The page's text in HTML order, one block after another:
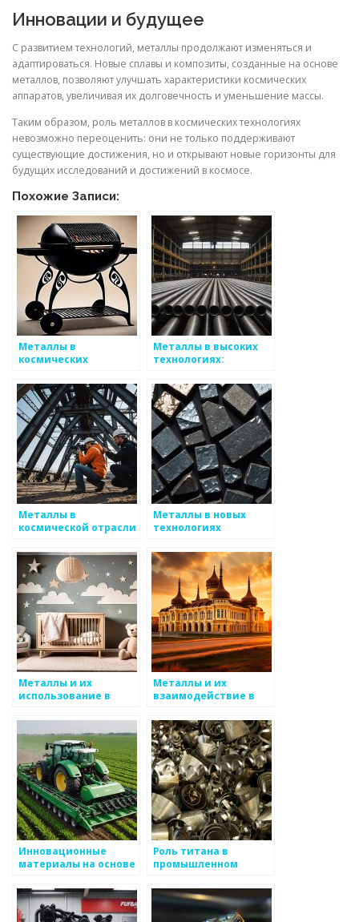
Инновации и будущее
С развитием технологий, металлы продолжают изменяться и
адаптироваться. Новые сплавы и композиты, созданные на основе
металлов, позволяют улучшать характеристики космических
аппаратов, увеличивая их долговечность и уменьшение массы.
Таким образом, роль металлов в космических технологиях
невозможно переоценить: они не только поддерживают
существующие достижения, но и открывают новые горизонты для
будущих исследований и достижений в космосе.
Похожие Записи:
Металлы в
космических
Металлы в высоких
технологиях:
перспективы
Металлы в
космической отрасли
Металлы в новых
технологиях
Металлы и их
использование в
и стартапах
Металлы и их
взаимодействие в
Инновационные
материалы на основе
Роль титана в
промышленном